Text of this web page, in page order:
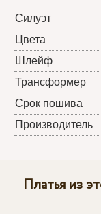
Силуэт
Цвета
Шлейф
Трансформер
Срок пошива
Производитель
Платья из